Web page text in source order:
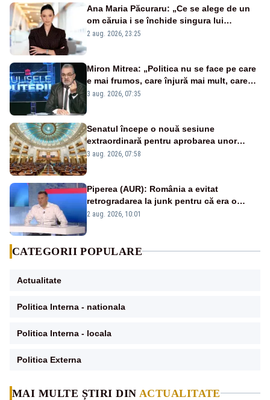
MAI MULTE ȘTIRI DIN ACTUALITATE
Ana Maria Păcuraru: „Ce se alege de un
om căruia i se închide singura lui
portiță?”
2 aug. 2026, 23:25
Miron Mitrea: „Politica nu se face pe care
e mai frumos, care înjură mai mult, care
țipă mai tare, ci pe proiecte”
3 aug. 2026, 07:35
Senatul începe o nouă sesiune
extraordinară pentru aprobarea unor
jaloane din PNRR
3 aug. 2026, 07:58
Piperea (AUR): România a evitat
retrogradarea la junk pentru că era o
catastrofă pentru bănci și fondurile de
2 aug. 2026, 10:01
CATEGORII POPULARE
Actualitate
Politica Interna - nationala
Politica Interna - locala
Politica Externa